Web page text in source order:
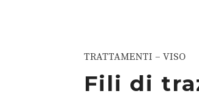
TRATTAMENTI – VISO
Fili di